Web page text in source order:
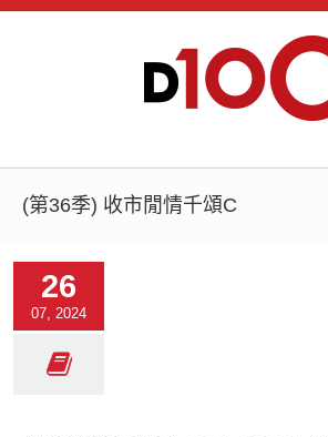
(第36季) 收市閒情千頌C
26
07, 2024